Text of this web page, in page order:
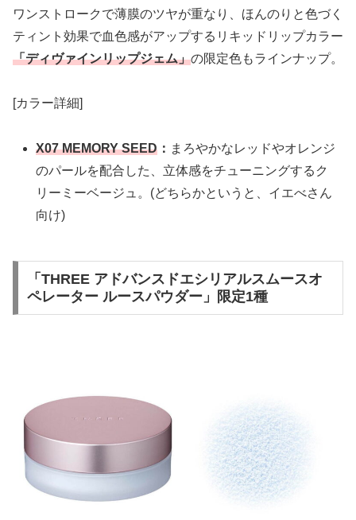
ワンストロークで薄膜のツヤが重なり、ほんのりと色づく
ティント効果で血色感がアップするリキッドリップカラー
「ディヴァインリップジェム」の限定色もラインナップ。
[カラー詳細]
X07 MEMORY SEED ： まろやかなレッドやオレンジ
のパールを配合した、立体感をチューニングするク
リーミーベージュ。(どちらかというと、イエべさん
向け)
「THREE アドバンスドエシリアルスムースオ
ペレーター ルースパウダー」限定1種